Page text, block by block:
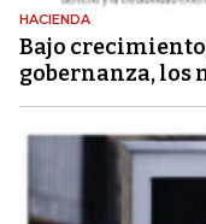
HACIENDA
Bajo
gobernanza, los